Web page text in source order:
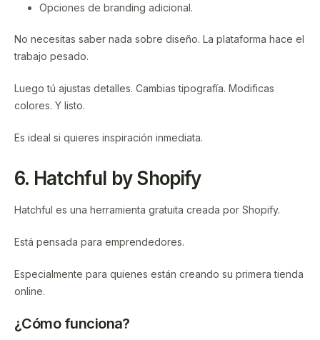
Opciones de branding adicional.
No necesitas saber nada sobre diseño. La plataforma hace el
trabajo pesado.
Luego tú ajustas detalles. Cambias tipografía. Modificas
colores. Y listo.
Es ideal si quieres inspiración inmediata.
6. Hatchful by Shopify
Hatchful es una herramienta gratuita creada por Shopify.
Está pensada para emprendedores.
Especialmente para quienes están creando su primera tienda
online.
¿Cómo funciona?